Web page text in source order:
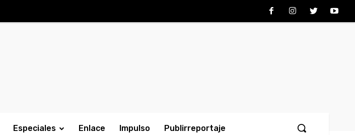
Especiales Enlace Impulso Publirreportaje